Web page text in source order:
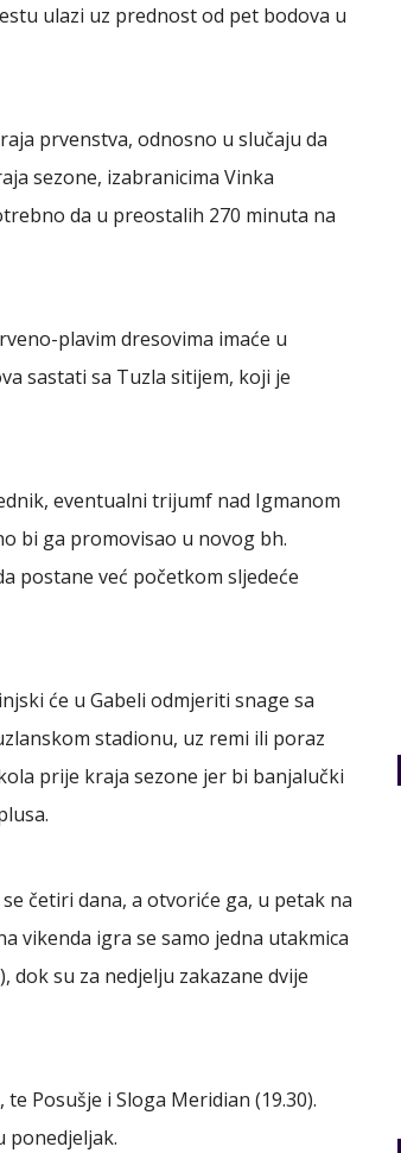
ulazi uz prednost od pet bodova u
prvenstva, odnosno u slučaju da
sezone, izabranicima Vinka
da u preostalih 270 minuta na
plavim dresovima imaće u
sastati sa Tuzla sitijem, koji je
eventualni trijumf nad Igmanom
bi ga promovisao u novog bh.
postane već početkom sljedeće
će u Gabeli odmjeriti snage sa
stadionu, uz remi ili poraz
prije kraja sezone jer bi banjalučki
četiri dana, a otvoriće ga, u petak na
vikenda igra se samo jedna utakmica
dok su za nedjelju zakazane dvije
Posušje i Sloga Meridian (19.30).
ponedjeljak.